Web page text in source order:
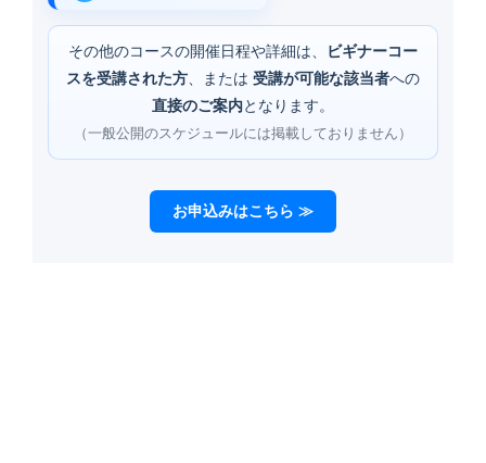
その他のコースの開催日程や詳細は、
ビギナーコー
スを受講された方 、または 受講が可能な該当者への
直接のご案内となります。
（一般公開のスケジュールには掲載しておりません）
お申込みはこちら ≫